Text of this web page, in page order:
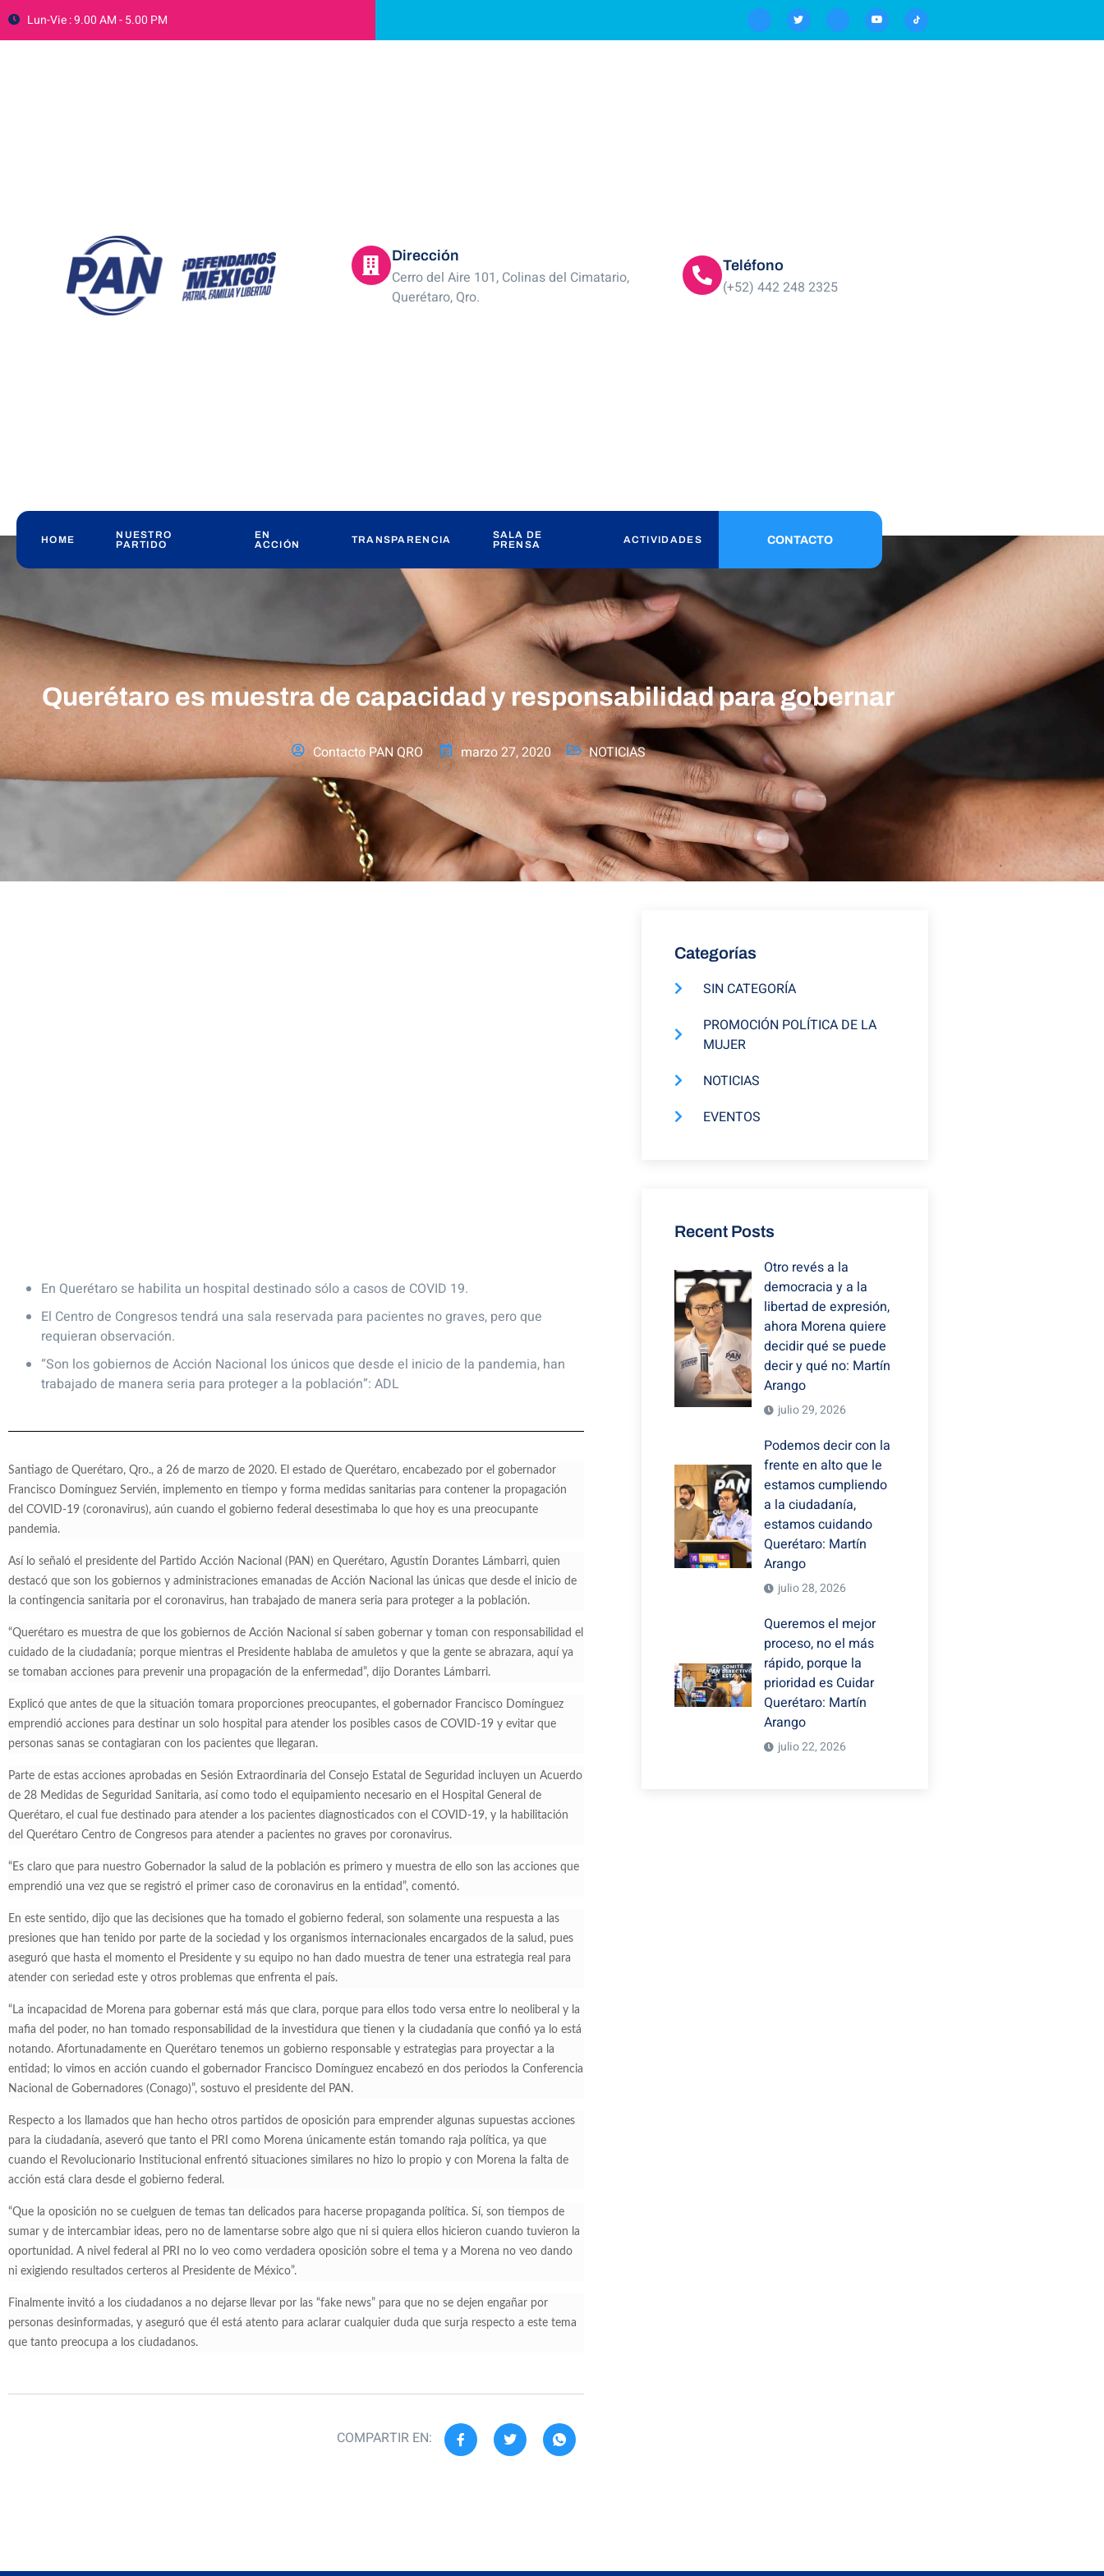
Lun-Vie : 9.00 AM - 5.00 PM
Dirección
Cerro del Aire 101, Colinas del Cimatario,
Querétaro, Qro.
Teléfono
(+52) 442 248 2325
HOME
NUESTRO
PARTIDO
EN
ACCIÓN
TRANSPARENCIA
SALA DE
PRENSA
ACTIVIDADES CONTACTO
Querétaro es muestra de capacidad y responsabilidad para gobernar
Contacto PAN QRO marzo 27, 2020 NOTICIAS
En Querétaro se habilita un hospital destinado sólo a casos de COVID 19.
El Centro de Congresos tendrá una sala reservada para pacientes no graves, pero que
requieran observación.
“Son los gobiernos de Acción Nacional los únicos que desde el inicio de la pandemia, han
trabajado de manera seria para proteger a la población”: ADL
Santiago de Querétaro, Qro., a 26 de marzo de 2020. El estado de Querétaro, encabezado por el gobernador
Francisco Domínguez Servién, implemento en tiempo y forma medidas sanitarias para contener la propagación
del COVID-19 (coronavirus), aún cuando el gobierno federal desestimaba lo que hoy es una preocupante
pandemia.
Así lo señaló el presidente del Partido Acción Nacional (PAN) en Querétaro, Agustín Dorantes Lámbarri, quien
destacó que son los gobiernos y administraciones emanadas de Acción Nacional las únicas que desde el inicio de
la contingencia sanitaria por el coronavirus, han trabajado de manera seria para proteger a la población.
“Querétaro es muestra de que los gobiernos de Acción Nacional sí saben gobernar y toman con responsabilidad el
cuidado de la ciudadanía; porque mientras el Presidente hablaba de amuletos y que la gente se abrazara, aquí ya
se tomaban acciones para prevenir una propagación de la enfermedad”, dijo Dorantes Lámbarri.
Explicó que antes de que la situación tomara proporciones preocupantes, el gobernador Francisco Domínguez
emprendió acciones para destinar un solo hospital para atender los posibles casos de COVID-19 y evitar que
personas sanas se contagiaran con los pacientes que llegaran.
Parte de estas acciones aprobadas en Sesión Extraordinaria del Consejo Estatal de Seguridad incluyen un Acuerdo
de 28 Medidas de Seguridad Sanitaria, así como todo el equipamiento necesario en el Hospital General de
Querétaro, el cual fue destinado para atender a los pacientes diagnosticados con el COVID-19, y la habilitación
del Querétaro Centro de Congresos para atender a pacientes no graves por coronavirus.
“Es claro que para nuestro Gobernador la salud de la población es primero y muestra de ello son las acciones que
emprendió una vez que se registró el primer caso de coronavirus en la entidad”, comentó.
En este sentido, dijo que las decisiones que ha tomado el gobierno federal, son solamente una respuesta a las
presiones que han tenido por parte de la sociedad y los organismos internacionales encargados de la salud, pues
aseguró que hasta el momento el Presidente y su equipo no han dado muestra de tener una estrategia real para
atender con seriedad este y otros problemas que enfrenta el país.
“La incapacidad de Morena para gobernar está más que clara, porque para ellos todo versa entre lo neoliberal y la
mafia del poder, no han tomado responsabilidad de la investidura que tienen y la ciudadanía que confió ya lo está
notando. Afortunadamente en Querétaro tenemos un gobierno responsable y estrategias para proyectar a la
entidad; lo vimos en acción cuando el gobernador Francisco Domínguez encabezó en dos periodos la Conferencia
Nacional de Gobernadores (Conago)”, sostuvo el presidente del PAN.
Respecto a los llamados que han hecho otros partidos de oposición para emprender algunas supuestas acciones
para la ciudadanía, aseveró que tanto el PRI como Morena únicamente están tomando raja política, ya que
cuando el Revolucionario Institucional enfrentó situaciones similares no hizo lo propio y con Morena la falta de
acción está clara desde el gobierno federal.
“Que la oposición no se cuelguen de temas tan delicados para hacerse propaganda política. Sí, son tiempos de
sumar y de intercambiar ideas, pero no de lamentarse sobre algo que ni si quiera ellos hicieron cuando tuvieron la
oportunidad. A nivel federal al PRI no lo veo como verdadera oposición sobre el tema y a Morena no veo dando
ni exigiendo resultados certeros al Presidente de México”.
Finalmente invitó a los ciudadanos a no dejarse llevar por las “fake news” para que no se dejen engañar por
personas desinformadas, y aseguró que él está atento para aclarar cualquier duda que surja respecto a este tema
que tanto preocupa a los ciudadanos.
COMPARTIR EN:
Categorías
SIN CATEGORÍA
PROMOCIÓN POLÍTICA DE LA
MUJER
NOTICIAS
EVENTOS
Recent Posts
Otro revés a la
democracia y a la
libertad de expresión,
ahora Morena quiere
decidir qué se puede
decir y qué no: Martín
Arango
julio 29, 2026
Podemos decir con la
frente en alto que le
estamos cumpliendo
a la ciudadanía,
estamos cuidando
Querétaro: Martín
Arango
julio 28, 2026
Queremos el mejor
proceso, no el más
rápido, porque la
prioridad es Cuidar
Querétaro: Martín
Arango
julio 22, 2026